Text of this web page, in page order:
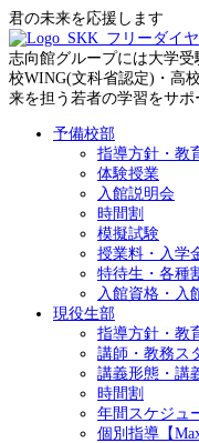
君の未来を応援します
志向館グループには大学
校WING(文科省認定)・高
来を担う若者の学習をサポ
予備校部
指導方針・教
体験授業
入館説明会
時間割
模擬試験
授業料・入学
特待生・各種
入館資格・入
現役生部
指導方針・教
講師・教務ス
講義形態・講
時間割
年間スケジュ
個別指導【